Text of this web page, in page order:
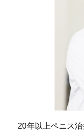
20年以上ペニス